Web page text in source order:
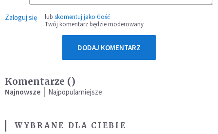
Zaloguj się lub skomentuj jako Gość
Twój komentarz będzie moderowany
DODAJ KOMENTARZ
Komentarze ()
Najnowsze Najpopularniejsze
WYBRANE DLA CIEBIE